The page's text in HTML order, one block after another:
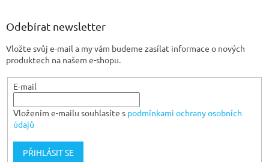
Odebírat newsletter
Vložte svůj e-mail a my vám budeme zasílat informace o nových
produktech na našem e-shopu.
E-mail
Vložením e-mailu souhlasíte s podmínkami ochrany osobních
údajů
PŘIHLÁSIT SE